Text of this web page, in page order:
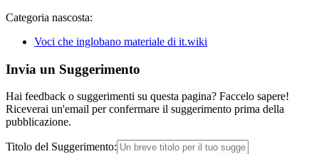
Categoria nascosta:
Voci che inglobano materiale di it.wiki
Invia un Suggerimento
Hai feedback o suggerimenti su questa pagina? Faccelo sapere!
Riceverai un'email per confermare il suggerimento prima della
pubblicazione.
Titolo del Suggerimento: